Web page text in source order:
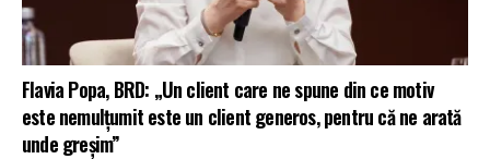
Flavia Popa, BRD: „Un client care ne spune din ce motiv
este nemulțumit este un client generos, pentru că ne arată
unde greșim”